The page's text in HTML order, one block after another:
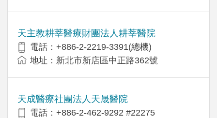
天主教耕莘醫療財團法人耕莘醫院
電話：+886-2-2219-3391(總機)
地址：新北市新店區中正路362號
天成醫療社團法人天晟醫院
電話：+886-2-462-9292 #22275